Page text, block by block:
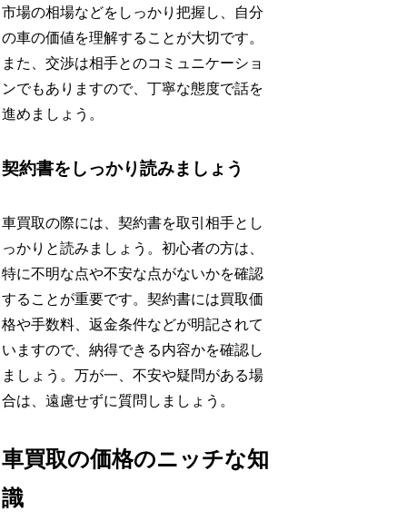
市場の相場などをしっかり把握し、自分
の車の価値を理解することが大切です。
また、交渉は相手とのコミュニケーショ
ンでもありますので、丁寧な態度で話を
進めましょう。
契約書をしっかり読みましょう
車買取の際には、契約書を取引相手とし
っかりと読みましょう。初心者の方は、
特に不明な点や不安な点がないかを確認
することが重要です。契約書には買取価
格や手数料、返金条件などが明記されて
いますので、納得できる内容かを確認し
ましょう。万が一、不安や疑問がある場
合は、遠慮せずに質問しましょう。
車買取の価格のニッチな知
識